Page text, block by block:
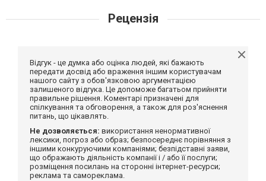
Рецензія
Відгук - це думка або оцінка людей, які бажають
передати досвід або враження іншим користувачам
нашого сайту з обов'язковою аргументацією
залишеного відгука. Це допоможе багатьом прийняти
правильне рішення. Коментарі призначені для
спілкування та обговорення, а також для роз'яснення
питань, що цікавлять.
Не дозволяється: використання ненормативної
лексики, погроз або образ; безпосереднє порівняння з
іншими конкуруючими компаніями; безпідставні заяви,
що ображають діяльність компанії і / або її послуги;
розміщення посилань на сторонні інтернет-ресурси;
реклама та самореклама.